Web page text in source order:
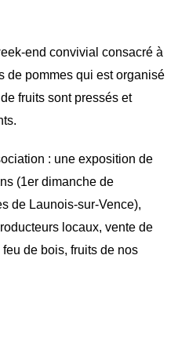
end convivial consacré à
de pommes qui est organisé
fruits sont pressés et
: une exposition de
(1er dimanche de
de Launois-sur-Vence),
locaux, vente de
de bois, fruits de nos